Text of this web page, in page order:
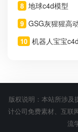
8 地球c4d模型
9 GSG灰猩猩高
10 机器人宝宝
版权说明：本站所涉及
计公司免费素材、互联
流